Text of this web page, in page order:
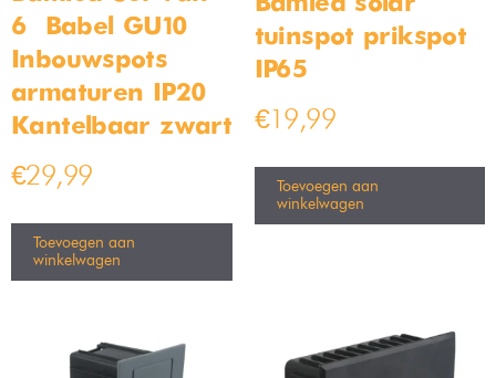
Op voorraad
€39,99
Op voorraad
€189,99 159,99